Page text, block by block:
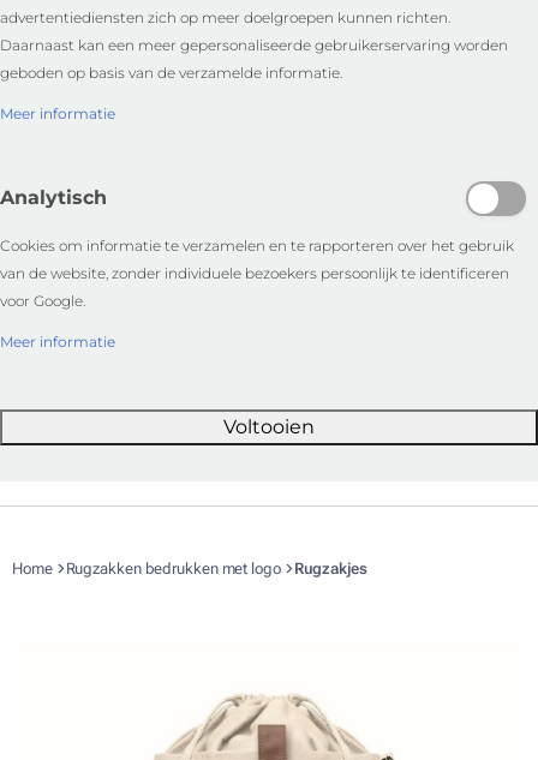
advertentiediensten zich op meer doelgroepen kunnen richten.
Daarnaast kan een meer gepersonaliseerde gebruikerservaring worden
geboden op basis van de verzamelde informatie.
Meer informatie
Analytisch
Cookies om informatie te verzamelen en te rapporteren over het gebruik
van de website, zonder individuele bezoekers persoonlijk te identificeren
voor Google.
Meer informatie
Voltooien
Home Rugzakken bedrukken met logo Rugzakjes